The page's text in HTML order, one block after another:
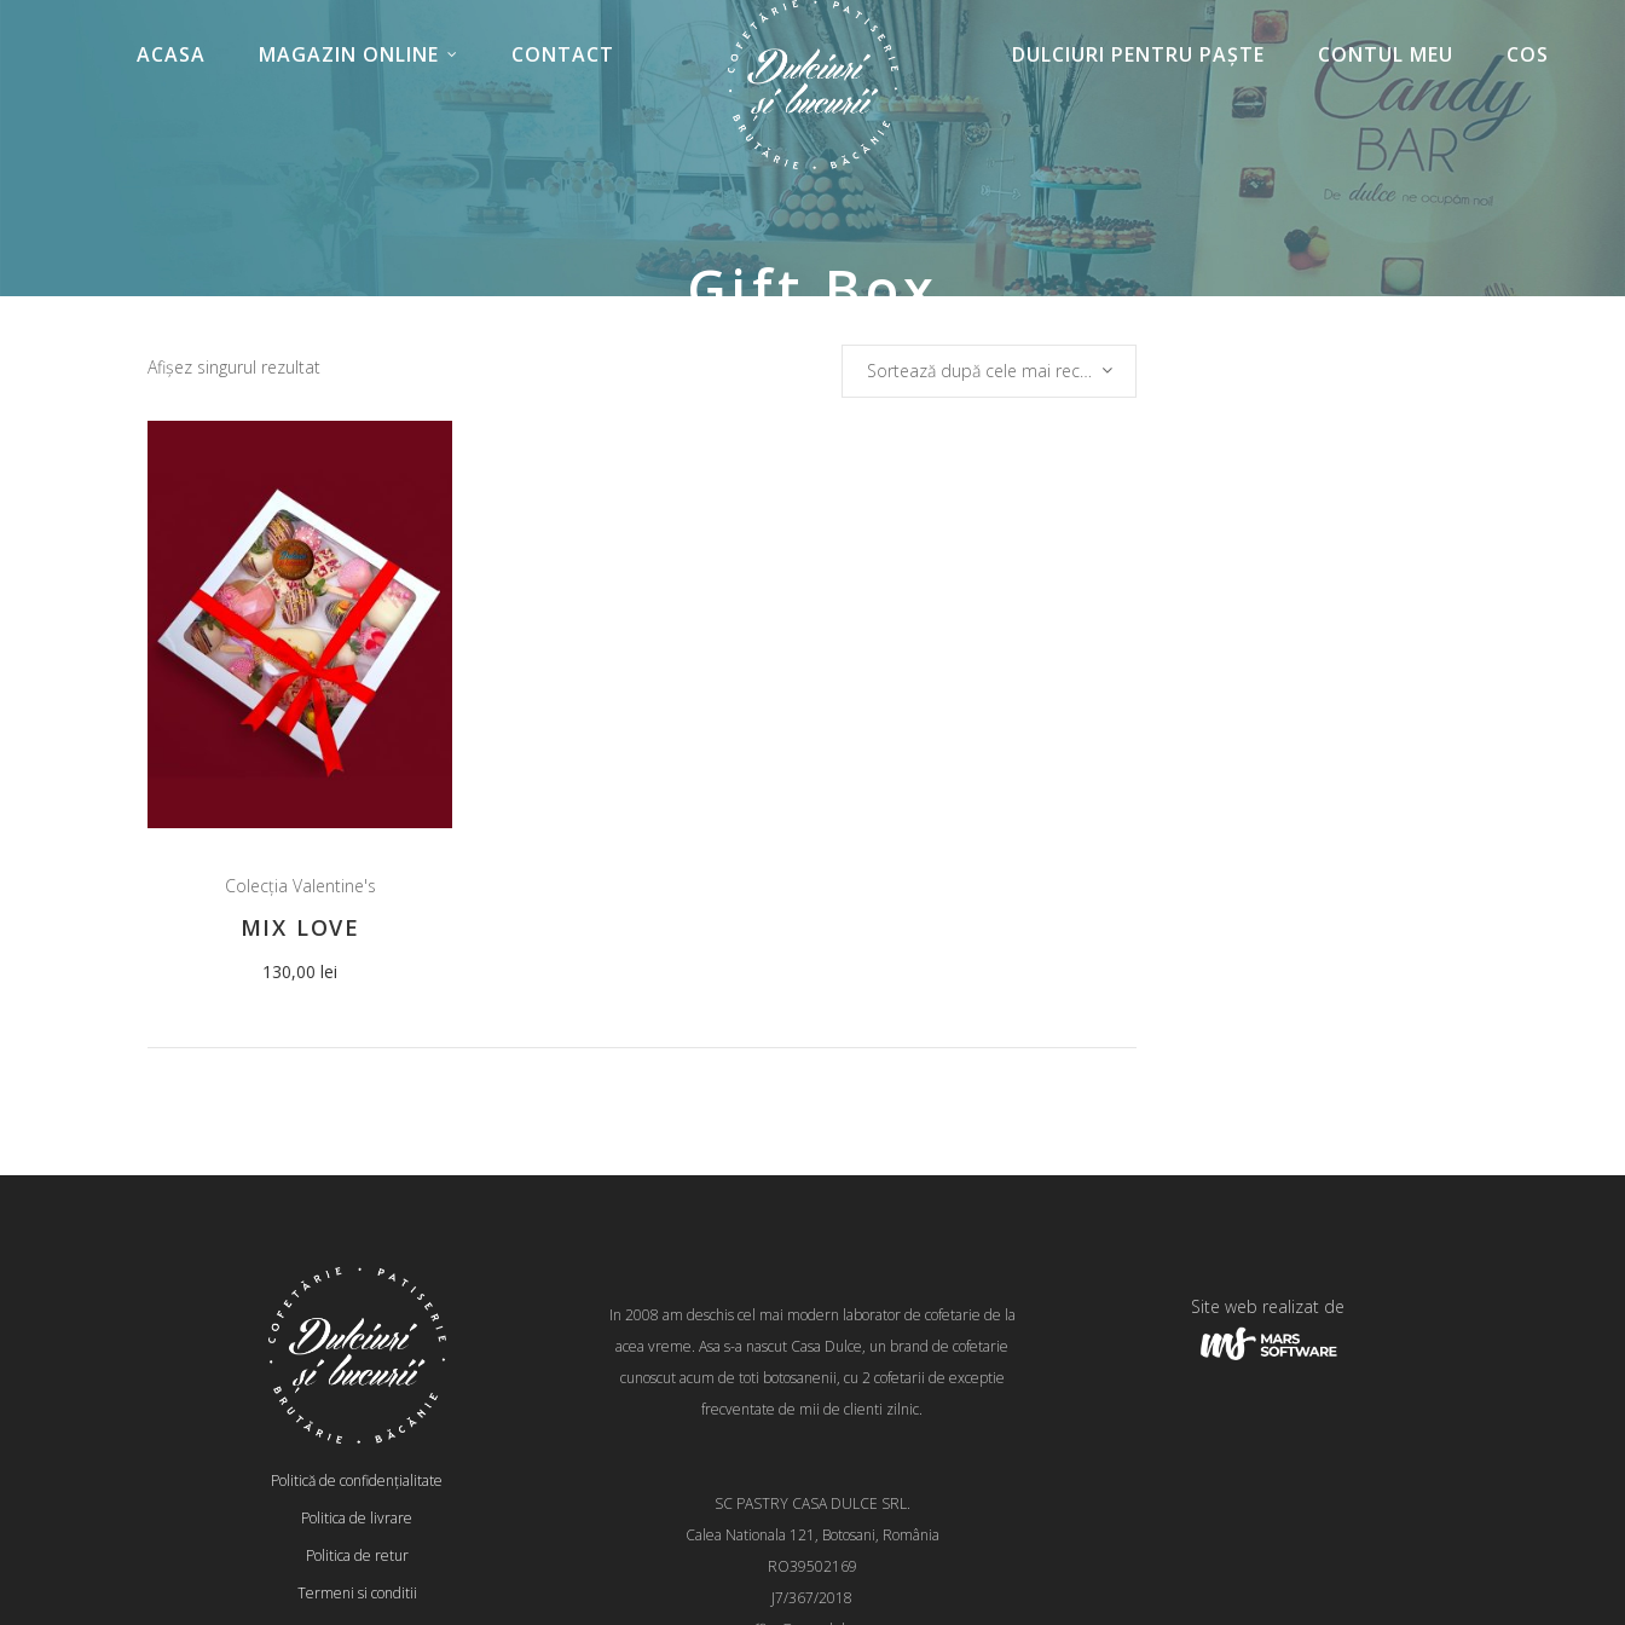
ACASA MAGAZIN ONLINE CONTACT DULCIURI PENTRU PAȘTE CONTUL MEU COS
Gift Box
Afișez singurul rezultat Sortează după cele mai recente
Colecția Valentine's
MIX LOVE
130,00lei
Politică de confidențialitate
Politica de livrare
Politica de retur
Termeni si conditii
In 2008 am deschis cel mai modern laborator de cofetarie de la
acea vreme. Asa s-a nascut Casa Dulce, un brand de cofetarie
cunoscut acum de toti botosanenii, cu 2 cofetarii de exceptie
frecventate de mii de clienti zilnic.
SC PASTRY CASA DULCE SRL.
Calea Nationala 121, Botosani, România
RO39502169
J7/367/2018
Site web realizat de